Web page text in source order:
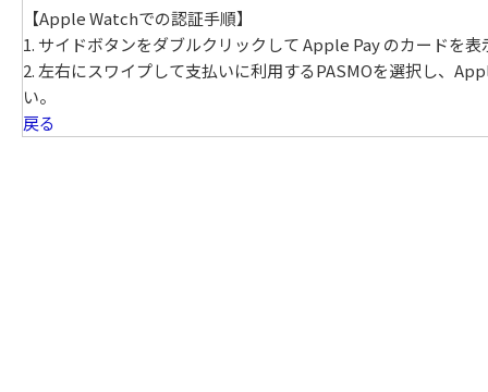
【Apple Watchでの認証手順】
1. サイドボタンをダブルクリックして Apple Pay のカードを表
2. 左右にスワイプして支払いに利用するPASMOを選択し、
い。
戻る